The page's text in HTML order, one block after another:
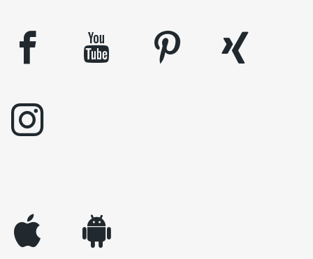
facebook youtube pinterest
xing
instagram
appleinc android